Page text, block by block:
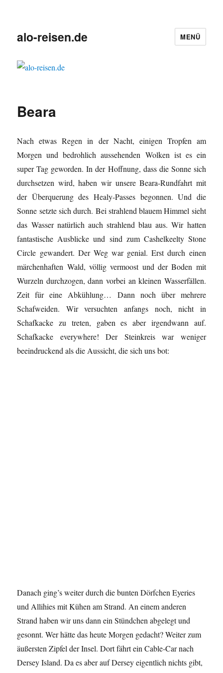
alo-reisen.de MENÜ
Beara
Nach etwas Regen in der Nacht, einigen Tropfen am
Morgen und bedrohlich aussehenden Wolken ist es ein
super Tag geworden. In der Hoffnung, dass die Sonne sich
durchsetzen wird, haben wir unsere Beara-Rundfahrt mit
der Überquerung des Healy-Passes begonnen. Und die
Sonne setzte sich durch. Bei strahlend blauem Himmel sieht
das Wasser natürlich auch strahlend blau aus. Wir hatten
fantastische Ausblicke und sind zum Cashelkeelty Stone
Circle gewandert. Der Weg war genial. Erst durch einen
märchenhaften Wald, völlig vermoost und der Boden mit
Wurzeln durchzogen, dann vorbei an kleinen Wasserfällen.
Zeit für eine Abkühlung… Dann noch über mehrere
Schafweiden. Wir versuchten anfangs noch, nicht in
Schafkacke zu treten, gaben es aber irgendwann auf.
Schafkacke everywhere! Der Steinkreis war weniger
beeindruckend als die Aussicht, die sich uns bot:
Danach ging’s weiter durch die bunten Dörfchen Eyeries
und Allihies mit Kühen am Strand. An einem anderen
Strand haben wir uns dann ein Stündchen abgelegt und
gesonnt. Wer hätte das heute Morgen gedacht? Weiter zum
äußersten Zipfel der Insel. Dort fährt ein Cable-Car nach
Dersey Island. Da es aber auf Dersey eigentlich nichts gibt,